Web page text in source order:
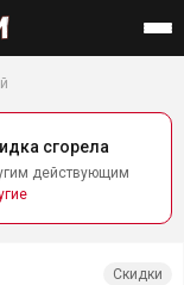
сгорела
действующим
Скидки